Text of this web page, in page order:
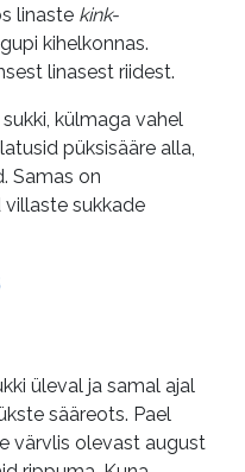
linaste kink-
kihelkonnas.
linasest riidest.
külmaga vahel
püksisääre alla,
Samas on
sukkade
üleval ja samal ajal
sääreots. Pael
värvlis olevast august